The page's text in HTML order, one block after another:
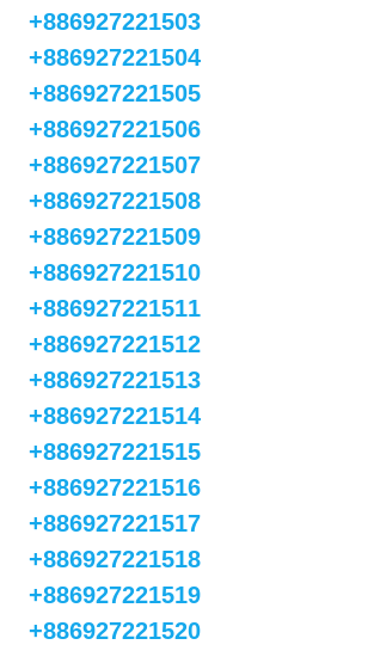
+886927221503
+886927221504
+886927221505
+886927221506
+886927221507
+886927221508
+886927221509
+886927221510
+886927221511
+886927221512
+886927221513
+886927221514
+886927221515
+886927221516
+886927221517
+886927221518
+886927221519
+886927221520